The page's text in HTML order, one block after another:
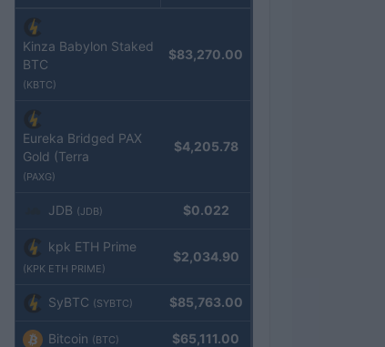
Kinza Babylon Staked
BTC
(KBTC)
$83,270.00
Eureka Bridged PAX
Gold (Terra
(PAXG)
$4,205.78
JDB (JDB) $0.022
kpk ETH Prime
(KPK ETH PRIME)
$2,034.90
SyBTC (SYBTC) $85,763.00
Bitcoin (BTC) $65,111.00